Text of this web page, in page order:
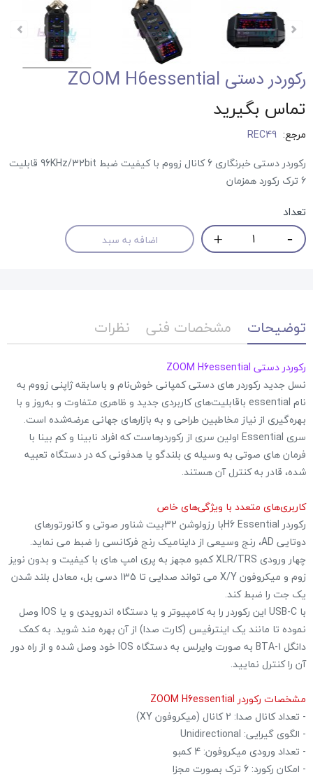
رکوردر دستی ZOOM H6essential
تماس بگیرید
مرجع: REC49
رکوردر دستی خبرنگاری 6 کانال زووم با کیفیت ضبط 96KHz/32bit قابلیت
6 ترک رکورد همزمان
تعداد
اضافه به سبد
توضیحات مشخصات فنی نظرات
رکوردر دستی ZOOM H6essential
نسل جدید رکوردر های دستی کمپانی خوش‌نام و باسابقه ژاپنی زووم به
نام essential باقابلیت‌های کاربردی جدید و ظاهری متفاوت و به‌روز و با
بهره‌گیری از نیاز مخاطبین طراحی و به بازارهای جهانی عرضه‌شده است.
سری Essential اولین سری از رکوردرهاست که افراد نابینا و کم بینا با
فرمان های صوتی به وسیله ی بلندگو یا هدفونی که در دستگاه تعبیه
شده، قادر به کنترل آن هستند.
کاربری‌های متعدد با ویژگی‌های خاص
رکوردر H6 Essentialبا رزولوشن 32بیت شناور صوتی و کانورتورهای
دوتایی AD، رنج وسیعی از داینامیک رنج فرکانسی را ضبط می نماید.
چهار ورودی XLR/TRS کمبو مجهز به پری امپ های با کیفیت و بدون نویز
زوم و میکروفون X/Y می تواند صدایی تا 135 دسی بل، معادل بلند شدن
یک جت را ضبط کند.
با USB-C این رکوردر را به کامپیوتر و یا دستگاه اندرویدی و یا IOS وصل
نموده تا مانند یک اینترفیس (کارت صدا) از آن بهره مند شوید. به کمک
دانگل BTA-1 به صورت وایرلس به دستگاه IOS خود وصل شده و از راه دور
آن را کنترل نمایید.
مشخصات رکوردر ZOOM H6essential
- تعداد کانال صدا: 2 کانال (میکروفون XY)
- الگوی گیرایی: Unidirectional
- تعداد ورودی میکروفون: 4 کمبو
- امکان رکورد: 6 ترک بصورت مجزا